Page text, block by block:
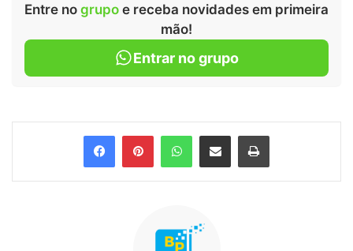
Entre no grupo e receba novidades em primeira
mão!
Entrar no grupo
FacebookPinterestWhatsApp
Compartilhar via e-mail Imprimir